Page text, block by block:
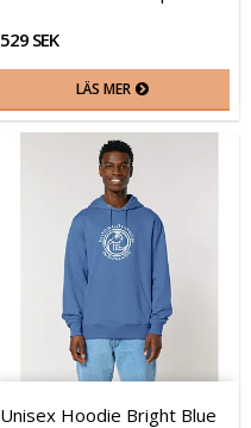
529 SEK
LÄS MER
Unisex Hoodie Bright Blue